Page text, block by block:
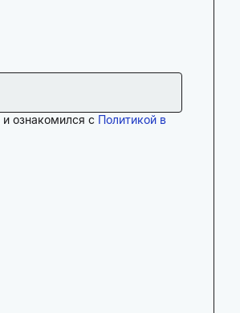
и ознакомился с Политикой в